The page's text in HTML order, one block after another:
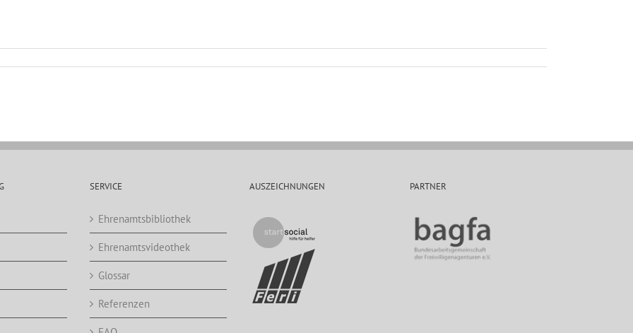
SERVICE
Ehrenamtsbibliothek
Ehrenamtsvideothek
Glossar
Referenzen
AUSZEICHNUNGEN PARTNER